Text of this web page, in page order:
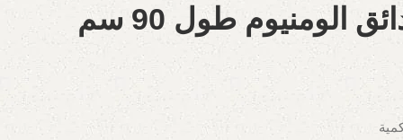
الومنيوم طول 90 سم